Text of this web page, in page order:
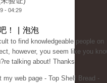
- 04:29
！ | 泡泡
to find knowledgeable people on
however, you seem like you
talking about! Thanks
my web page - Top Shelf Bread -